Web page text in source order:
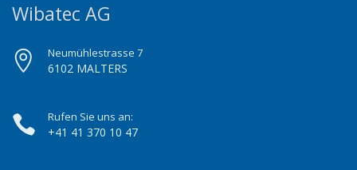
Wibatec AG
Neumühlestrasse 7
6102 MALTERS
Rufen Sie uns an:
+41 41 370 10 47